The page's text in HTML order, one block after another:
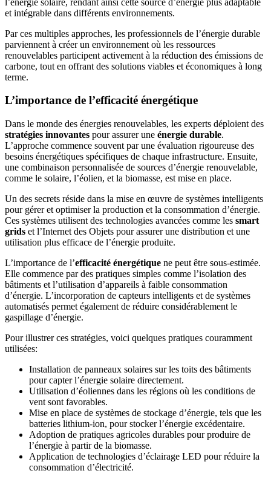
et intégrable dans différents environnements.
Par ces multiples approches, les professionnels de l’énergie durable
parviennent à créer un environnement où les ressources
renouvelables participent activement à la réduction des émissions de
carbone, tout en offrant des solutions viables et économiques à long
terme.
L’importance de l’efficacité énergétique
Dans le monde des énergies renouvelables, les experts déploient des
stratégies innovantes pour assurer une énergie durable.
L’approche commence souvent par une évaluation rigoureuse des
besoins énergétiques spécifiques de chaque infrastructure. Ensuite,
une combinaison personnalisée de sources d’énergie renouvelable,
comme le solaire, l’éolien, et la biomasse, est mise en place.
Un des secrets réside dans la mise en œuvre de systèmes intelligents
pour gérer et optimiser la production et la consommation d’énergie.
Ces systèmes utilisent des technologies avancées comme les smart
grids et l’Internet des Objets pour assurer une distribution et une
utilisation plus efficace de l’énergie produite.
L’importance de l’efficacité énergétique ne peut être sous-estimée.
Elle commence par des pratiques simples comme l’isolation des
bâtiments et l’utilisation d’appareils à faible consommation
d’énergie. L’incorporation de capteurs intelligents et de systèmes
automatisés permet également de réduire considérablement le
gaspillage d’énergie.
Pour illustrer ces stratégies, voici quelques pratiques couramment
utilisées:
Installation de panneaux solaires sur les toits des bâtiments
pour capter l’énergie solaire directement.
Utilisation d’éoliennes dans les régions où les conditions de
vent sont favorables.
Mise en place de systèmes de stockage d’énergie, tels que les
batteries lithium-ion, pour stocker l’énergie excédentaire.
Adoption de pratiques agricoles durables pour produire de
l’énergie à partir de la biomasse.
Application de technologies d’éclairage LED pour réduire la
consommation d’électricité.